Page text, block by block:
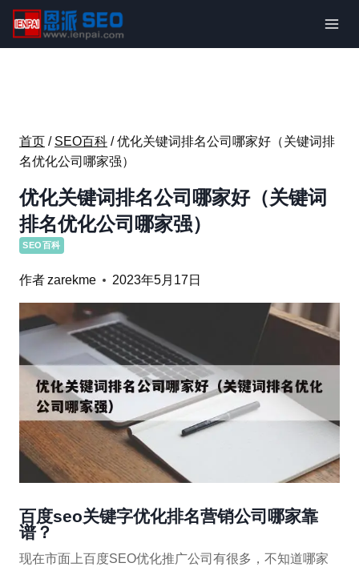
内
首页 / SEO百科 / 优化关键词排名公司哪家好（关键词排
名优化公司哪家强）
优化关键词排名公司哪家好（关键词
排名优化公司哪家强）
SEO百科
作者zarekme 2023年5月17日
百度seo关键字优化排名营销公司哪家靠
谱？
现在市面上百度SEO优化推广公司有很多，不知道哪家